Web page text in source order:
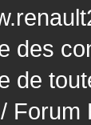
des
de